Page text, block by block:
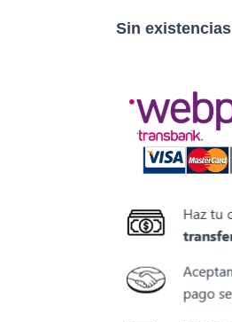
Sin existencias